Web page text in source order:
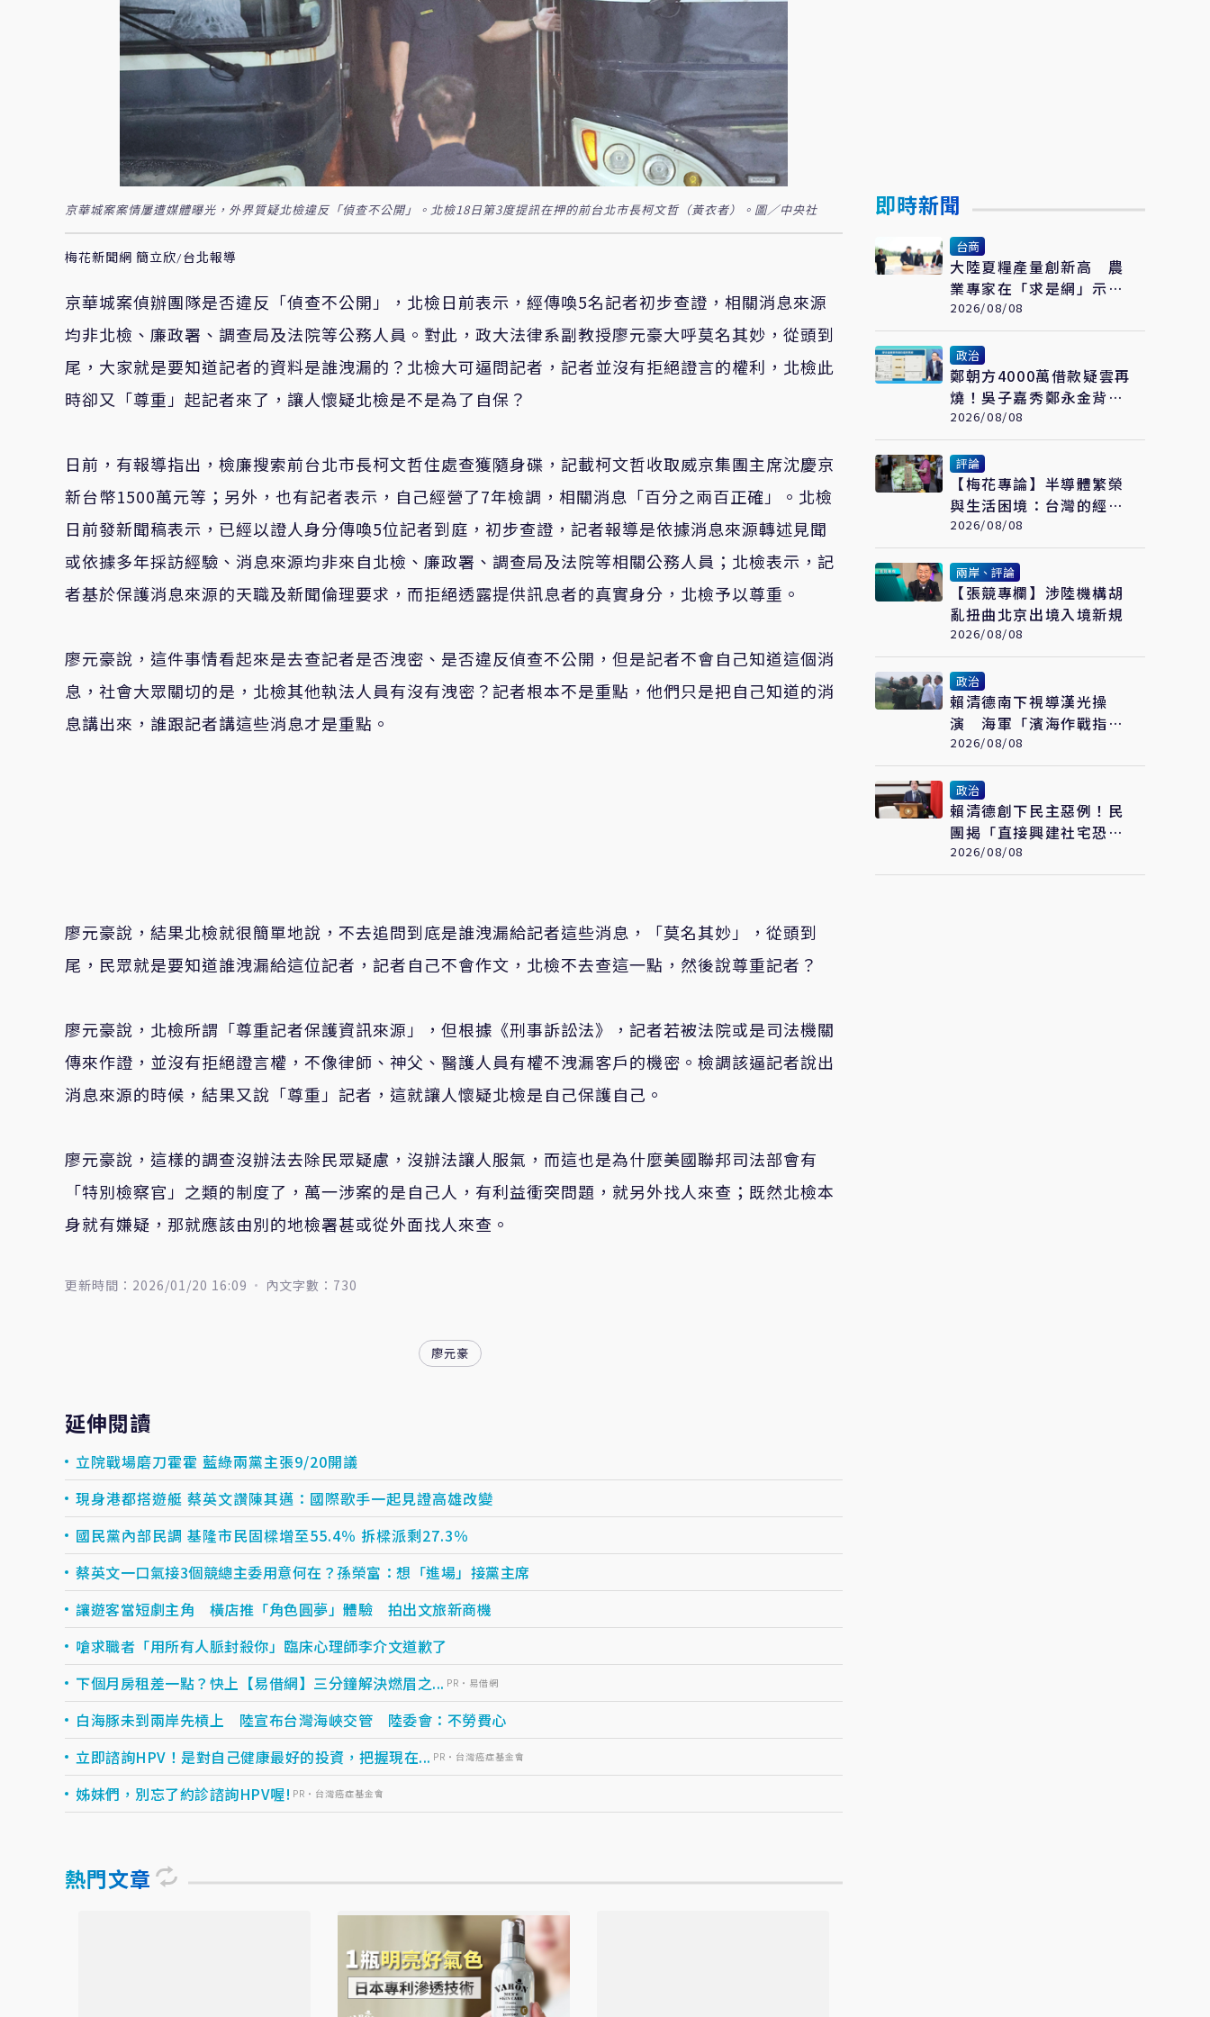
京華城案案情屢遭媒體曝光，外界質疑北檢違反「偵查不公開」。北檢18日第3度提訊在押的前台北市長柯文哲（黃衣者）。圖／中央社
梅花新聞網 簡立欣/台北報導
京華城案偵辦團隊是否違反「偵查不公開」，北檢日前表示，經傳喚5名記者初步查證，相關消息來源
均非北檢、廉政署、調查局及法院等公務人員。對此，政大法律系副教授廖元豪大呼莫名其妙，從頭到
尾，大家就是要知道記者的資料是誰洩漏的？北檢大可逼問記者，記者並沒有拒絕證言的權利，北檢此
時卻又「尊重」起記者來了，讓人懷疑北檢是不是為了自保？
日前，有報導指出，檢廉搜索前台北市長柯文哲住處查獲隨身碟，記載柯文哲收取威京集團主席沈慶京
新台幣1500萬元等；另外，也有記者表示，自己經營了7年檢調，相關消息「百分之兩百正確」。北檢
日前發新聞稿表示，已經以證人身分傳喚5位記者到庭，初步查證，記者報導是依據消息來源轉述見聞
或依據多年採訪經驗、消息來源均非來自北檢、廉政署、調查局及法院等相關公務人員；北檢表示，記
者基於保護消息來源的天職及新聞倫理要求，而拒絕透露提供訊息者的真實身分，北檢予以尊重。
廖元豪說，這件事情看起來是去查記者是否洩密、是否違反偵查不公開，但是記者不會自己知道這個消
息，社會大眾關切的是，北檢其他執法人員有沒有洩密？記者根本不是重點，他們只是把自己知道的消
息講出來，誰跟記者講這些消息才是重點。
廖元豪說，結果北檢就很簡單地說，不去追問到底是誰洩漏給記者這些消息，「莫名其妙」，從頭到
尾，民眾就是要知道誰洩漏給這位記者，記者自己不會作文，北檢不去查這一點，然後說尊重記者？
廖元豪說，北檢所謂「尊重記者保護資訊來源」，但根據《刑事訴訟法》，記者若被法院或是司法機關
傳來作證，並沒有拒絕證言權，不像律師、神父、醫護人員有權不洩漏客戶的機密。檢調該逼記者說出
消息來源的時候，結果又說「尊重」記者，這就讓人懷疑北檢是自己保護自己。
廖元豪說，這樣的調查沒辦法去除民眾疑慮，沒辦法讓人服氣，而這也是為什麼美國聯邦司法部會有
「特別檢察官」之類的制度了，萬一涉案的是自己人，有利益衝突問題，就另外找人來查；既然北檢本
身就有嫌疑，那就應該由別的地檢署甚或從外面找人來查。
更新時間：2026/01/20 16:09 內文字數：730
廖元豪
延伸閱讀
立院戰場磨刀霍霍 藍綠兩黨主張9/20開議
現身港都搭遊艇 蔡英文讚陳其邁：國際歌手一起見證高雄改變
國民黨內部民調 基隆市民固樑增至55.4％ 拆樑派剩27.3％
蔡英文一口氣接3個競總主委用意何在？孫榮富：想「進場」接黨主席
讓遊客當短劇主角 橫店推「角色圓夢」體驗 拍出文旅新商機
嗆求職者「用所有人脈封殺你」臨床心理師李介文道歉了
下個月房租差一點？快上【易借網】三分鐘解決燃眉之... PR・易借網
白海豚未到兩岸先槓上 陸宣布台灣海峽交管 陸委會：不勞費心
立即諮詢HPV！是對自己健康最好的投資，把握現在... PR・台灣癌症基金會
姊妹們，別忘了約診諮詢HPV喔! PR・台灣癌症基金會
熱門文章
即時新聞
台商
大陸夏糧產量創新高 農
業專家在「求是網」示
警：糧食緊張會長期存在
2026/08/08
政治
鄭朝方4000萬借款疑雲再
燒！吳子嘉秀鄭永金背書
票據 追問2018選舉資金
流向
2026/08/08
評論
【梅花專論】半導體繁榮
與生活困境：台灣的經濟
悖論
2026/08/08
兩岸、評論
【張競專欄】涉陸機構胡
亂扭曲北京出境入境新規
2026/08/08
政治
賴清德南下視導漢光操
演 海軍「濱海作戰指揮
部」首次與海巡聯合操演
2026/08/08
政治
賴清德創下民主惡例！民
團揭「直接興建社宅恐變
0戶」 劉世芳駁：以偏
概全
2026/08/08